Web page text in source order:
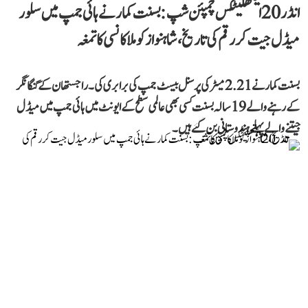
انڈر 20 ایتھلیٹکس چمپئن شپ: بسنت کمار نے ہائی جمپ میں سلور
میڈل جیت کر رقم کی تاریخ، شاہنواز کو ملا کانسی کا تمغہ
بسنت کمار نے 2.21 میٹر کی پرسنل بیسٹ جمپ کی برابری کی۔ راجستھان کے گنگا نگر
کے رہنے والے 19 سالہ بسنت کسی بھی عالمی سطح کے ایونٹ میں ہائی جمپ میں میڈل
جیتنے والے پہلے ہندوستانی بن گئے ہیں۔